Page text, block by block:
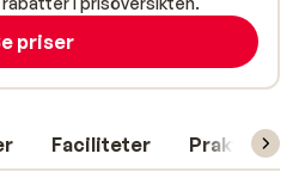
Faciliteter Praktisk
priser